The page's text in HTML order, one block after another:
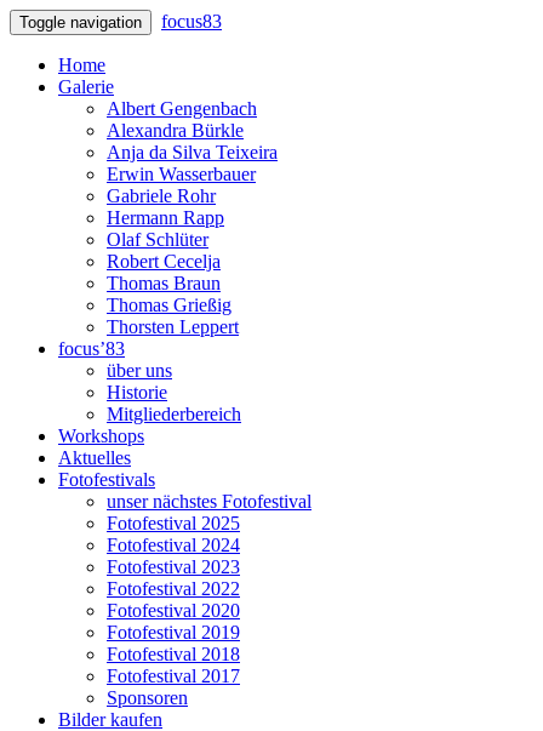
Toggle navigation focus83
Home
Galerie
Albert Gengenbach
Alexandra Bürkle
Anja da Silva Teixeira
Erwin Wasserbauer
Gabriele Rohr
Hermann Rapp
Olaf Schlüter
Robert Cecelja
Thomas Braun
Thomas Grießig
Thorsten Leppert
focus’83
über uns
Historie
Mitgliederbereich
Workshops
Aktuelles
Fotofestivals
unser nächstes Fotofestival
Fotofestival 2025
Fotofestival 2024
Fotofestival 2023
Fotofestival 2022
Fotofestival 2020
Fotofestival 2019
Fotofestival 2018
Fotofestival 2017
Sponsoren
Bilder kaufen